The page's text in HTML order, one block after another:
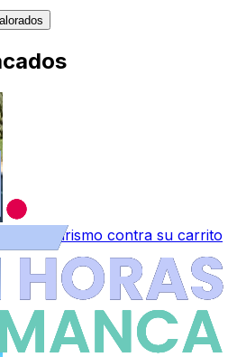
un turismo contra su carrito